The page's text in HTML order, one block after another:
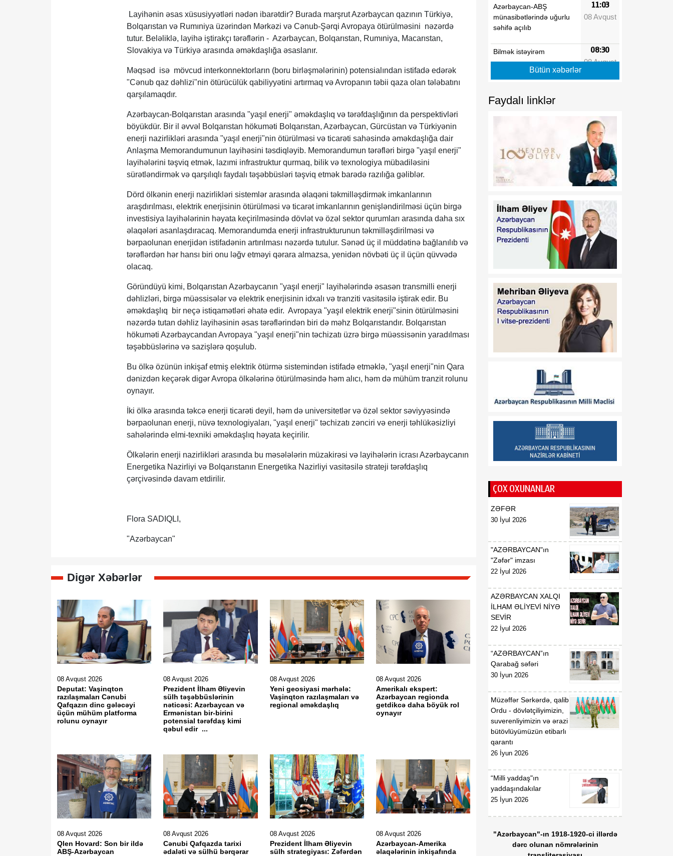
Layihənin əsas xüsusiyyətləri nədən ibarətdir? Burada marşrut Azərbaycan qazının Türkiyə,
Bolqarıstan və Rumıniya üzərindən Mərkəzi və Cənub-Şərqi Avropaya ötürülməsini nəzərdə
tutur. Beləliklə, layihə iştirakçı tərəflərin - Azərbaycan, Bolqarıstan, Rumıniya, Macarıstan,
Slovakiya və Türkiyə arasında əməkdaşlığa əsaslanır.
Məqsəd isə mövcud interkonnektorların (boru birləşmələrinin) potensialından istifadə edərək
"Cənub qaz dəhlizi"nin ötürücülük qabiliyyətini artırmaq və Avropanın təbii qaza olan tələbatını
qarşılamaqdır.
Azərbaycan-Bolqarıstan arasında "yaşıl enerji" əməkdaşlıq və tərəfdaşlığının da perspektivləri
böyükdür. Bir il əvvəl Bolqarıstan hökuməti Bolqarıstan, Azərbaycan, Gürcüstan və Türkiyənin
enerji nazirlikləri arasında "yaşıl enerji"nin ötürülməsi və ticarəti sahəsində əməkdaşlığa dair
Anlaşma Memorandumunun layihəsini təsdiqləyib. Memorandumun tərəfləri birgə "yaşıl enerji"
layihələrini təşviq etmək, lazımi infrastruktur qurmaq, bilik və texnologiya mübadiləsini
sürətləndirmək və qarşılıqlı faydalı təşəbbüsləri təşviq etmək barədə razılığa gəliblər.
Dörd ölkənin enerji nazirlikləri sistemlər arasında əlaqəni təkmilləşdirmək imkanlarının
araşdırılması, elektrik enerjisinin ötürülməsi və ticarət imkanlarının genişləndirilməsi üçün birgə
investisiya layihələrinin həyata keçirilməsində dövlət və özəl sektor qurumları arasında daha sıx
əlaqələri asanlaşdıracaq. Memorandumda enerji infrastrukturunun təkmilləşdirilməsi və
bərpaolunan enerjidən istifadənin artırılması nəzərdə tutulur. Sənəd üç il müddətinə bağlanılıb və
tərəflərdən hər hansı biri onu ləğv etməyi qərara almazsa, yenidən növbəti üç il üçün qüvvədə
olacaq.
Göründüyü kimi, Bolqarıstan Azərbaycanın "yaşıl enerji" layihələrində əsasən transmilli enerji
dəhlizləri, birgə müəssisələr və elektrik enerjisinin idxalı və tranziti vasitəsilə iştirak edir. Bu
əməkdaşlıq bir neçə istiqamətləri əhatə edir. Avropaya "yaşıl elektrik enerji"sinin ötürülməsini
nəzərdə tutan dəhliz layihəsinin əsas tərəflərindən biri də məhz Bolqarıstandır. Bolqarıstan
hökuməti Azərbaycandan Avropaya "yaşıl enerji"nin təchizatı üzrə birgə müəssisənin yaradılması
təşəbbüslərinə və sazişlərə qoşulub.
Bu ölkə özünün inkişaf etmiş elektrik ötürmə sistemindən istifadə etməklə, "yaşıl enerji"nin Qara
dənizdən keçərək digər Avropa ölkələrinə ötürülməsində həm alıcı, həm də mühüm tranzit rolunu
oynayır.
İki ölkə arasında təkcə enerji ticarəti deyil, həm də universitetlər və özəl sektor səviyyəsində
bərpaolunan enerji, nüvə texnologiyaları, "yaşıl enerji" təchizatı zənciri və enerji təhlükəsizliyi
sahələrində elmi-texniki əməkdaşlıq həyata keçirilir.
Ölkələrin enerji nazirlikləri arasında bu məsələlərin müzakirəsi və layihələrin icrası Azərbaycanın
Energetika Nazirliyi və Bolqarıstanın Energetika Nazirliyi vasitəsilə strateji tərəfdaşlıq
çərçivəsində davam etdirilir.
Flora SADIQLI,
"Azərbaycan"
Digər Xəbərlər
08 Avqust 2026
Deputat: Vaşinqton
razılaşmaları Cənubi
Qafqazın dinc gələcəyi
üçün mühüm platforma
rolunu oynayır
08 Avqust 2026
Prezident İlham Əliyevin
sülh təşəbbüslərinin
nəticəsi: Azərbaycan və
Ermənistan bir-birini
potensial tərəfdaş kimi
qəbul edir ...
08 Avqust 2026
Yeni geosiyasi mərhələ:
Vaşinqton razılaşmaları və
regional əməkdaşlıq
08 Avqust 2026
Amerikalı ekspert:
Azərbaycan regionda
getdikcə daha böyük rol
oynayır
08 Avqust 2026
Qlen Hovard: Son bir ildə
ABŞ-Azərbaycan
08 Avqust 2026
Cənubi Qafqazda tarixi
ədaləti və sülhü bərqərar
08 Avqust 2026
Prezident İlham Əliyevin
sülh strategiyası: Zəfərdən
08 Avqust 2026
Azərbaycan-Amerika
əlaqələrinin inkişafında
Azərbaycan-ABŞ
münasibətlərində uğurlu
səhifə açılıb
11:03
08 Avqust
Bilmək istəyirəm 08:30
08 Avqust
gücə doğru
Azərbaycanın strateji
08:10
08 Avqust
Azərbaycanın yeni dövlət
diplomatiyasından strateji
təşəbbüskarlığa
08:00
N.Z.Nağdəliyevin
Respublikasının Estoniya
fövqəladə və səlahiyyətli
səfiri təyin edilməsi
haqqında
01:16
08 Avqust
Respublikasının Estoniya
fövqəladə və səlahiyyətli
səfiri vəzifəsindən geri
çağırılması haqqında
01:16
08 Avqust
Respublikasının Pakistan
İslam Respublikasında
fövqəladə və səlahiyyətli
haqqında
Azərbaycan
Respublikasının
zamanda Bruney
Darüssalamda fövqəladə
və səlahiyyətli səfiri
vəzifəsindən geri
çağırılması haqqında
08 Avqust
X.N.Fərhadovun
Respublikasının
Malayziyada fövqəladə və
səlahiyyətli səfiri təyin
edilməsi haqqında
01:14
08 Avqust
Bütün xəbərlər
Faydalı linklər
ÇOX OXUNANLAR
ZƏFƏR
30 İyul 2026
"AZƏRBAYCAN"ın
"Zəfər" imzası
22 İyul 2026
AZƏRBAYCAN XALQI
İLHAM ƏLİYEVİ NİYƏ
SEVİR
22 İyul 2026
“AZƏRBAYCAN”ın
Qarabağ səfəri
30 İyun 2026
Müzəffər Sərkərdə, qalib
Ordu - dövlətçiliyimizin,
suverenliyimizin və ərazi
bütövlüyümüzün etibarlı
qarantı
26 İyun 2026
“Milli yaddaş"ın
yaddaşındakılar
25 İyun 2026
"Azərbaycan"-ın 1918-1920-ci illərdə
dərc olunan nömrələrinin